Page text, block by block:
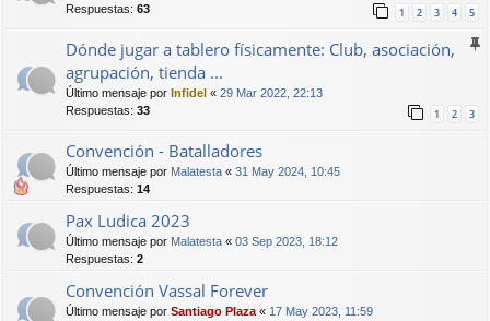
Respuestas: 63 1 2 3 4 5
Dónde jugar a tablero físicamente: Club, asociación,
agrupación, tienda ...
Último mensaje por Infidel « 29 Mar 2022, 22:13
Respuestas: 33 1 2 3
Convención - Batalladores
Último mensaje por Malatesta « 31 May 2024, 10:45
Respuestas: 14
Pax Ludica 2023
Último mensaje por Malatesta « 03 Sep 2023, 18:12
Respuestas: 2
Convención Vassal Forever
Último mensaje por Santiago Plaza « 17 May 2023, 11:59